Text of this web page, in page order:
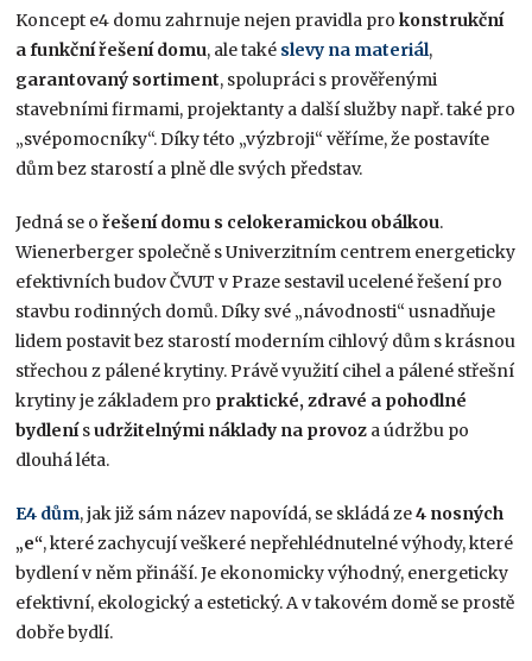
Koncept e4 domu zahrnuje nejen pravidla prokonstrukční
a funkční řešení domu, ale také slevy na materiál,
garantovaný sortiment, spolupráci s prověřenými
stavebními firmami, projektanty a další služby např. také pro
„svépomocníky“. Díky této „výzbroji“ věříme, že postavíte
dům bez starostí a plně dle svých představ.
Jedná se o řešení domu s celokeramickou obálkou.
Wienerberger společně s Univerzitním centrem energeticky
efektivních budov ČVUT v Praze sestavil ucelené řešení pro
stavbu rodinných domů. Díky své „návodnosti“ usnadňuje
lidem postavit bez starostí moderním cihlový dům s krásnou
střechou z pálené krytiny. Právě využití cihel a pálené střešní
krytiny je základem pro praktické, zdravé a pohodlné
bydlenísudržitelnými náklady na provoz a údržbu po
dlouhá léta.
E4 dům, jak již sám název napovídá, se skládá ze4 nosných
„e“, které zachycují veškeré nepřehlédnutelné výhody, které
bydlení v něm přináší. Je ekonomicky výhodný, energeticky
efektivní, ekologický a estetický. A v takovém domě se prostě
dobře bydlí.